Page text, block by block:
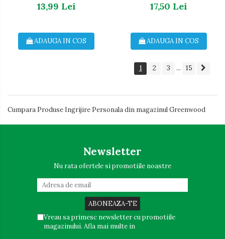
13,99 Lei
ADAUGA IN COS
17,50 Lei
ADAUGA IN COS
1 2 3 ... 15
Cumpara Produse Ingrijire Personala din magazinul Greenwood
Newsletter
Nu rata ofertele si promotiile noastre
Vreau sa primesc newsletter cu promotiile
magazinului. Afla mai multe in